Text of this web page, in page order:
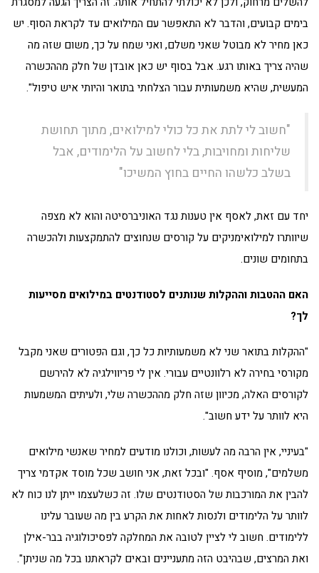
בימים קבועים, והדבר לא התאפשר עם המילואים עד לקראת הסוף. יש
כאן מחיר לא מבוטל שאני משלם, ואני שמח על כך, משום שזה מה
שהיה צריך באותו רגע. אבל בסוף יש כאן אובדן של חלק מההכשרה
המעשית, שהיא משמעותית עבור הצלחתי בתואר והיותי איש טיפול".
"חשוב לי לתת את כל כולי למילואים, מתוך תחושת
שליחות ומחויבות, בלי לחשוב על הלימודים, אבל
בשלב כלשהו החיים בחוץ המשיכו"
יחד עם זאת, לאסף אין טענות נגד האוניברסיטה והוא לא מצפה
שיוותרו למילואימניקים על קורסים שנחוצים להתמקצעות ולהכשרה
בתחומים שונים.
האם ההטבות וההקלות שנותנים לסטודנטים במילואים מסייעות
לך?
"ההקלות בתואר שני לא משמעותיות כל כך, וגם הפטורים שאני מקבל
מקורסי בחירה לא רלוונטיים עבורי. אין לי פריווילגיה לא להירשם
לקורסים האלה, מכיוון שזה חלק מההכשרה שלי, ולעיתים המשמעות
היא לוותר על ידע חשוב".
"בעיניי, אין הרבה מה לעשות, וכולנו מודעים למחיר שאנשי מילואים
משלמים", מוסיף אסף. "ובכל זאת, אני חושב שכל מוסד אקדמי צריך
להבין את המורכבות של הסטודנטים שלו. זה כשלעצמו ייתן לנו כוח לא
לוותר על הלימודים ולנסות לאחות את הקרע בין מה שעובר עלינו
ללימודים. חשוב לי לציין לטובה את המחלקה לפסיכולוגיה בבר-אילן
ואת המרצים, שבהיבט הזה מתעניינים ובאים לקראתנו בכל מה שניתן".